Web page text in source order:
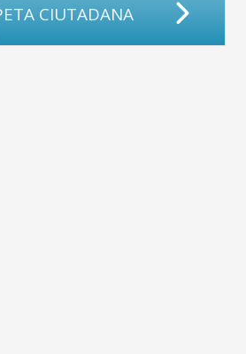
CIUTADANA